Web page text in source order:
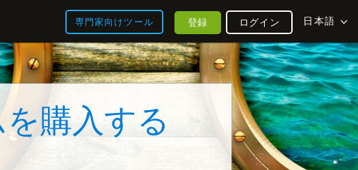
専門家向けツール 日本語
ログイン
登録
購入する